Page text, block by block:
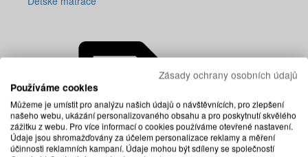
Zásady ochrany osobních údajů
Používáme cookies
Můžeme je umístit pro analýzu našich údajů o návštěvnících, pro zlepšení
našeho webu, ukázání personalizovaného obsahu a pro poskytnutí skvělého
zážitku z webu. Pro více informací o cookies používáme otevřené nastavení.
Údaje jsou shromažďovány za účelem personalizace reklamy a měření
účinnosti reklamních kampaní. Údaje mohou být sdíleny se společností